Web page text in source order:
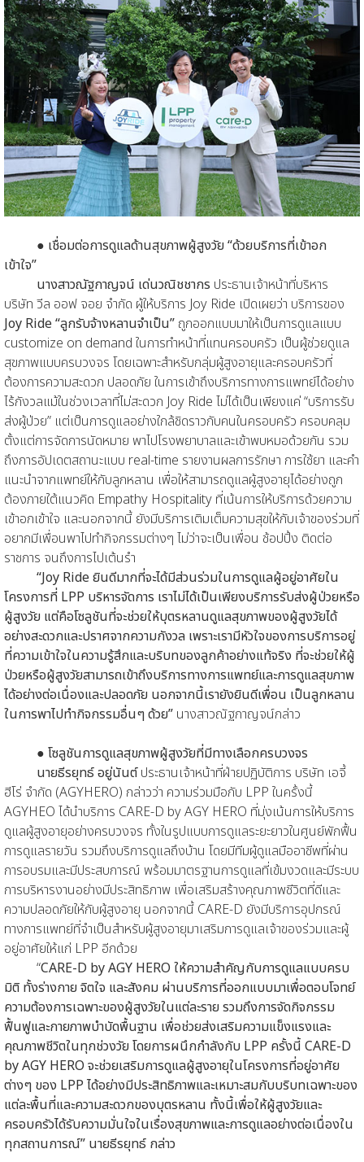
● เชื่อมต่อการดูแลด้านสุขภาพผู้สูงวัย “ด้วยบริการที่เข้าอก
เข้าใจ”
นางสาวณัฐกาญจน์ เด่นวณิชชากร ประธานเจ้าหน้าที่บริหาร
บริษัท วีล ออฟ จอย จำกัด ผู้ให้บริการ Joy Ride เปิดเผยว่า บริการของ
Joy Ride “ลูกรับจ้างหลานจำเป็น” ถูกออกแบบมาให้เป็นการดูแลแบบ
customize on demand ในการทำหน้าที่แทนครอบครัว เป็นผู้ช่วยดูแล
สุขภาพแบบครบวงจร โดยเฉพาะสำหรับกลุ่มผู้สูงอายุและครอบครัวที่
ต้องการความสะดวก ปลอดภัย ในการเข้าถึงบริการทางการแพทย์ได้อย่าง
ไร้กังวลแม้ในช่วงเวลาที่ไม่สะดวก Joy Ride ไม่ได้เป็นเพียงแค่ “บริการรับ
ส่งผู้ป่วย” แต่เป็นการดูแลอย่างใกล้ชิดราวกับคนในครอบครัว ครอบคลุม
ตั้งแต่การจัดการนัดหมาย พาไปโรงพยาบาลและเข้าพบหมอด้วยกัน รวม
ถึงการอัปเดตสถานะแบบ real-time รายงานผลการรักษา การใช้ยา และคำ
แนะนำจากแพทย์ให้กับลูกหลาน เพื่อให้สามารถดูแลผู้สูงอายุได้อย่างถูก
ต้องภายใต้แนวคิด Empathy Hospitality ที่เน้นการให้บริการด้วยความ
เข้าอกเข้าใจ และนอกจากนี้ ยังมีบริการเติมเต็มความสุขให้กับเจ้าของร่วมที่
อยากมีเพื่อนพาไปทำกิจกรรมต่างๆ ไม่ว่าจะเป็นเพื่อน ช้อปปิ้ง ติดต่อ
ราชการ จนถึงการไปเต้นรำ
“Joy Ride ยินดีมากที่จะได้มีส่วนร่วมในการดูแลผู้อยู่อาศัยใน
โครงการที่ LPP บริหารจัดการ เราไม่ได้เป็นเพียงบริการรับส่งผู้ป่วยหรือ
ผู้สูงวัย แต่คือโซลูชันที่จะช่วยให้บุตรหลานดูแลสุขภาพของผู้สูงวัยได้
อย่างสะดวกและปราศจากความกังวล เพราะเรามีหัวใจของการบริการอยู่
ที่ความเข้าใจในความรู้สึกและบริบทของลูกค้าอย่างแท้จริง ที่จะช่วยให้ผู้
ป่วยหรือผู้สูงวัยสามารถเข้าถึงบริการทางการแพทย์และการดูแลสุขภาพ
ได้อย่างต่อเนื่องและปลอดภัย นอกจากนี้เรายังยินดีเพื่อน เป็นลูกหลาน
ในการพาไปทำกิจกรรมอื่นๆ ด้วย” นางสาวณัฐกาญจน์กล่าว
● โซลูชันการดูแลสุขภาพผู้สูงวัยที่มีทางเลือกครบวงจร
นายธีรยุทธ์ อยู่นันต์ประธานเจ้าหน้าที่ฝ่ายปฏิบัติการ บริษัท เอจี้
ฮีโร่ จำกัด (AGYHERO) กล่าวว่า ความร่วมมือกับ LPP ในครั้งนี้
AGYHEO ได้นำบริการ CARE-D by AGY HERO ที่มุ่งเน้นการให้บริการ
ดูแลผู้สูงอายุอย่างครบวงจร ทั้งในรูปแบบการดูแลระยะยาวในศูนย์พักฟื้น
การดูแลรายวัน รวมถึงบริการดูแลถึงบ้าน โดยมีทีมผู้ดูแลมืออาชีพที่ผ่าน
การอบรมและมีประสบการณ์ พร้อมมาตรฐานการดูแลที่เข้มงวดและมีระบบ
การบริหารงานอย่างมีประสิทธิภาพ เพื่อเสริมสร้างคุณภาพชีวิตที่ดีและ
ความปลอดภัยให้กับผู้สูงอายุ นอกจากนี้ CARE-D ยังมีบริการอุปกรณ์
ทางการแพทย์ที่จำเป็นสำหรับผู้สูงอายุมาเสริมการดูแลเจ้าของร่วมและผู้
อยู่อาศัยให้แก่ LPP อีกด้วย
“CARE-D by AGY HERO ให้ความสำคัญกับการดูแลแบบครบ
มิติ ทั้งร่างกาย จิตใจ และสังคม ผ่านบริการที่ออกแบบมาเพื่อตอบโจทย์
ความต้องการเฉพาะของผู้สูงวัยในแต่ละราย รวมถึงการจัดกิจกรรม
ฟื้นฟูและกายภาพบำบัดพื้นฐาน เพื่อช่วยส่งเสริมความแข็งแรงและ
คุณภาพชีวิตในทุกช่วงวัย โดยการผนึกกำลังกับ LPP ครั้งนี้ CARE-D
by AGY HERO จะช่วยเสริมการดูแลผู้สูงอายุในโครงการที่อยู่อาศัย
ต่างๆ ของ LPP ได้อย่างมีประสิทธิภาพและเหมาะสมกับบริบทเฉพาะของ
แต่ละพื้นที่และความสะดวกของบุตรหลาน ทั้งนี้เพื่อให้ผู้สูงวัยและ
ครอบครัวได้รับความมั่นใจในเรื่องสุขภาพและการดูแลอย่างต่อเนื่องใน
ทุกสถานการณ์” นายธีรยุทธ์ กล่าว